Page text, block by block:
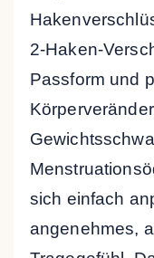
2-Haken-
Passform und
sich einfach
angenehmes,